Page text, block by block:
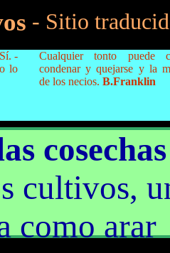
- Sitio
-
lo
Cualquier tonto puede
condenar y quejarse y la
de los necios. B.Franklin
cosechas
cultivos,
como arar